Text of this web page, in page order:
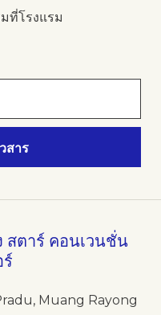
ที่โรงแรม
สตาร์ คอนเวนชั่น
ร์
Muang Rayong